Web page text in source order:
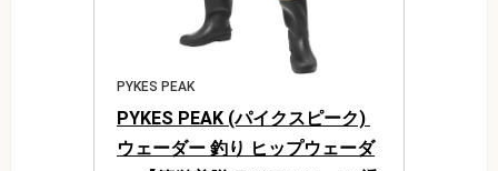
PYKES PEAK
PYKES PEAK (パイクスピーク)
ウェーダー 釣り ヒップウェーダ